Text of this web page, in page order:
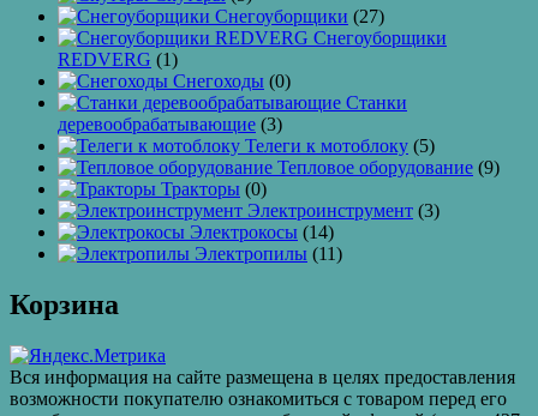
Снегоуборщики (27)
Снегоуборщики
REDVERG (1)
Снегоходы (0)
Станки
деревообрабатывающие (3)
Телеги к мотоблоку (5)
Тепловое оборудование (9)
Тракторы (0)
Электроинструмент (3)
Электрокосы (14)
Электропилы (11)
Корзина
Вся информация на сайте размещена в целях предоставления
возможности покупателю ознакомиться с товаром перед его